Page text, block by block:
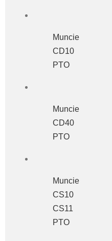
Muncie
CD10
PTO
Muncie
CD40
PTO
Muncie
CS10
CS11
PTO